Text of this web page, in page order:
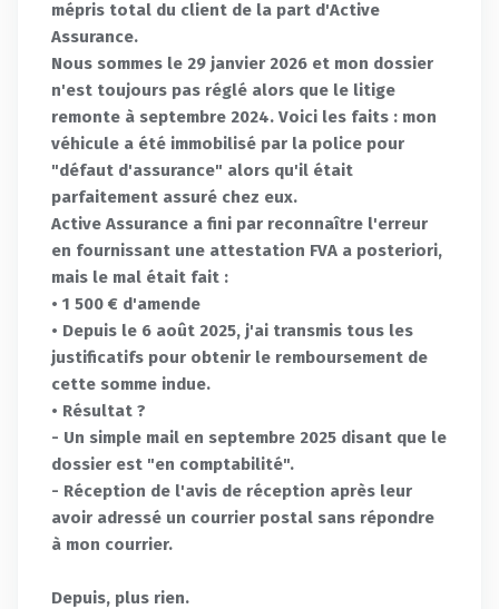
mépris total du client de la part d'Active
Assurance.
Nous sommes le 29 janvier 2026 et mon dossier
n'est toujours pas réglé alors que le litige
remonte à septembre 2024. Voici les faits : mon
véhicule a été immobilisé par la police pour
"défaut d'assurance" alors qu'il était
parfaitement assuré chez eux.
Active Assurance a fini par reconnaître l'erreur
en fournissant une attestation FVA a posteriori,
mais le mal était fait :
• 1 500 € d'amende
• Depuis le 6 août 2025, j'ai transmis tous les
justificatifs pour obtenir le remboursement de
cette somme indue.
• Résultat ?
- Un simple mail en septembre 2025 disant que le
dossier est "en comptabilité".
- Réception de l'avis de réception après leur
avoir adressé un courrier postal sans répondre
à mon courrier.
Depuis, plus rien.